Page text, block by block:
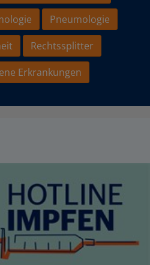
Pneumologie
Rechtssplitter
Erkrankungen